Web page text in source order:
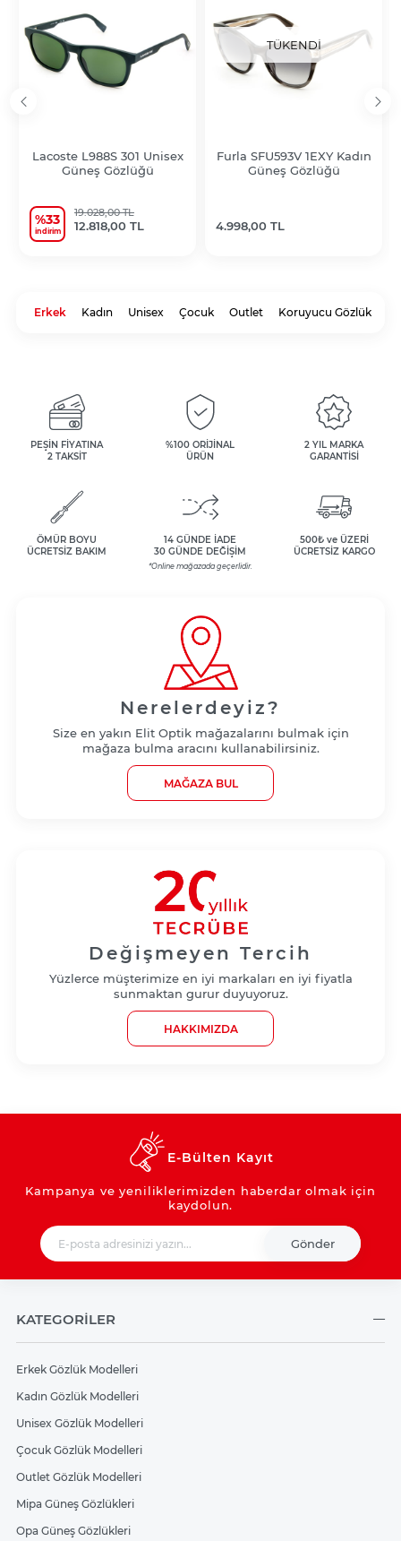
Lacoste L988S 301 Unisex
Güneş Gözlüğü
%33
i̇ndirim 12.818,00 TL
19.028,00 TL
TÜKENDI
Furla SFU593V 1EXY Kadın
Güneş Gözlüğü
4.998,00 TL
Erkek Kadın Unisex Çocuk Outlet Koruyucu Gözlük
PEŞİN FİYATINA
2 TAKSİT
%100 ORİJİNAL
ÜRÜN
2 YIL MARKA
GARANTİSİ
ÖMÜR BOYU
ÜCRETSİZ BAKIM
14 GÜNDE İADE
30 GÜNDE DEĞİŞİM
*Online mağazada geçerlidir.
500₺ ve ÜZERİ
ÜCRETSİZ KARGO
Nerelerdeyiz?
Size en yakın Elit Optik mağazalarını bulmak için
mağaza bulma aracını kullanabilirsiniz.
MAĞAZA BUL
Değişmeyen Tercih
Yüzlerce müşterimize en iyi markaları en iyi fiyatla
sunmaktan gurur duyuyoruz.
HAKKIMIZDA
E-Bülten Kayıt
Kampanya ve yeniliklerimizden haberdar olmak için
kaydolun.
Gönder
KATEGORİLER
Erkek Gözlük Modelleri
Kadın Gözlük Modelleri
Unisex Gözlük Modelleri
Çocuk Gözlük Modelleri
Outlet Gözlük Modelleri
Mipa Güneş Gözlükleri
Opa Güneş Gözlükleri